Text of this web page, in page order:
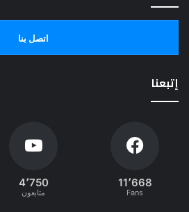
اتصل بنا
إتبعنا
11٬668
Fans
4٬750
متابعون